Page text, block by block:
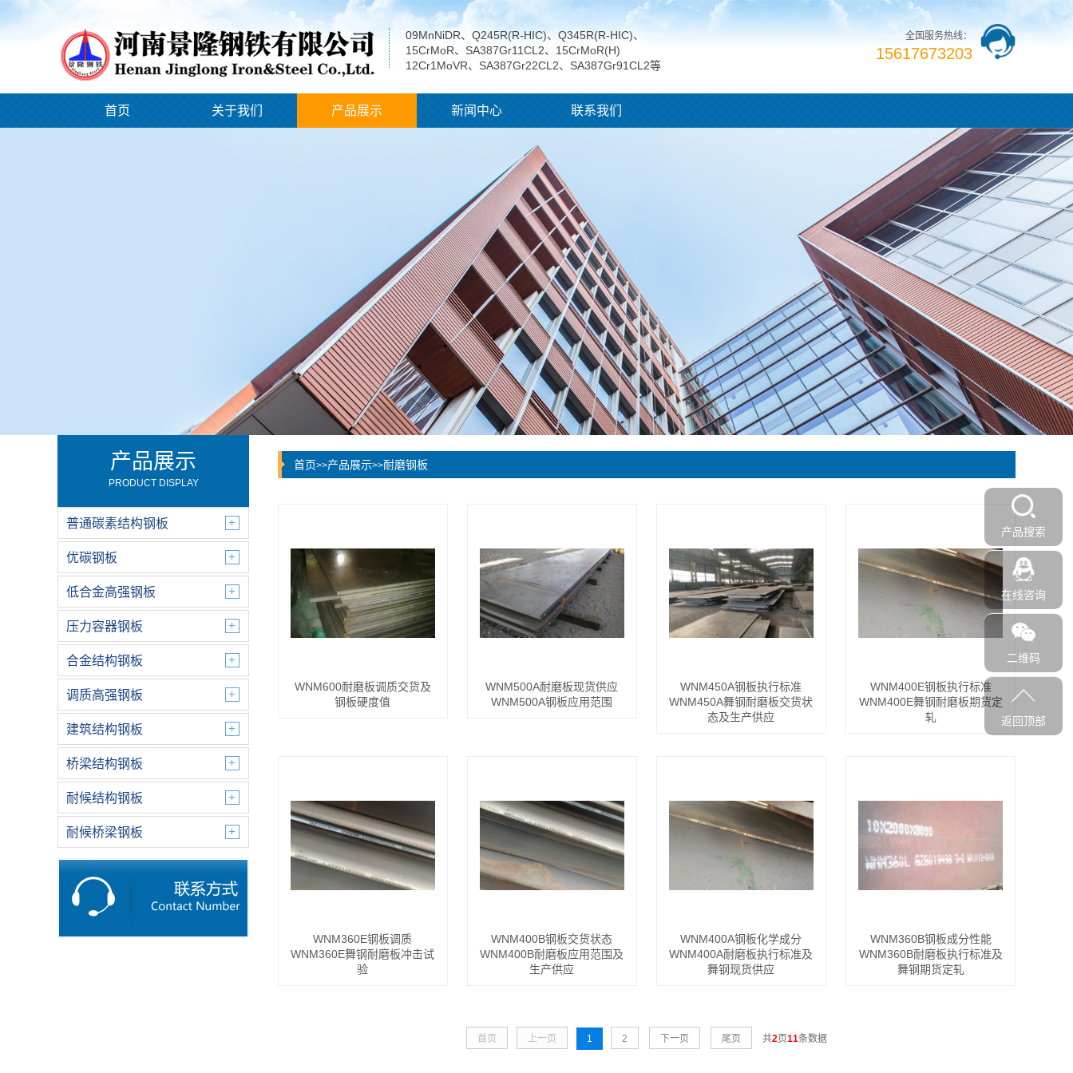
09MnNiDR、Q245R(R-HIC)、Q345R(R-HIC)、
15CrMoR、SA387Gr11CL2、15CrMoR(H)
12Cr1MoVR、SA387Gr22CL2、SA387Gr91CL2等
全国服务热线：
15617673203
首页 关于我们 产品展示 新闻中心 联系我们
产品展示
PRODUCT DISPLAY
普通碳素结构钢板
优碳钢板
低合金高强钢板
压力容器钢板
合金结构钢板
调质高强钢板
建筑结构钢板
桥梁结构钢板
耐候结构钢板
耐候桥梁钢板
首页>>产品展示>>耐磨钢板
WNM600耐磨板调质交货及
钢板硬度值
WNM500A耐磨板现货供应
WNM500A钢板应用范围
WNM450A钢板执行标准
WNM450A舞钢耐磨板交货状
态及生产供应
WNM400E钢板执行标准
WNM400E舞钢耐磨板期货定
轧
WNM360E钢板调质
WNM360E舞钢耐磨板冲击试
验
WNM400B钢板交货状态
WNM400B耐磨板应用范围及
生产供应
WNM400A钢板化学成分
WNM400A耐磨板执行标准及
舞钢现货供应
WNM360B钢板成分性能
WNM360B耐磨板执行标准及
舞钢期货定轧
首页 上一页 1 2 下一页 尾页 共2页11条数据
产品搜索
在线咨询
二维码
返回顶部